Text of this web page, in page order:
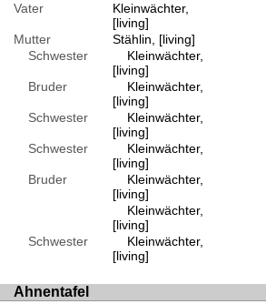
Vater
Kleinwächter,
[living]
Mutter
Stählin, [living]
Schwester
Kleinwächter,
[living]
Bruder
Kleinwächter,
[living]
Schwester
Kleinwächter,
[living]
Schwester
Kleinwächter,
[living]
Bruder
Kleinwächter,
[living]
Kleinwächter,
[living]
Schwester
Kleinwächter,
[living]
Ahnentafel